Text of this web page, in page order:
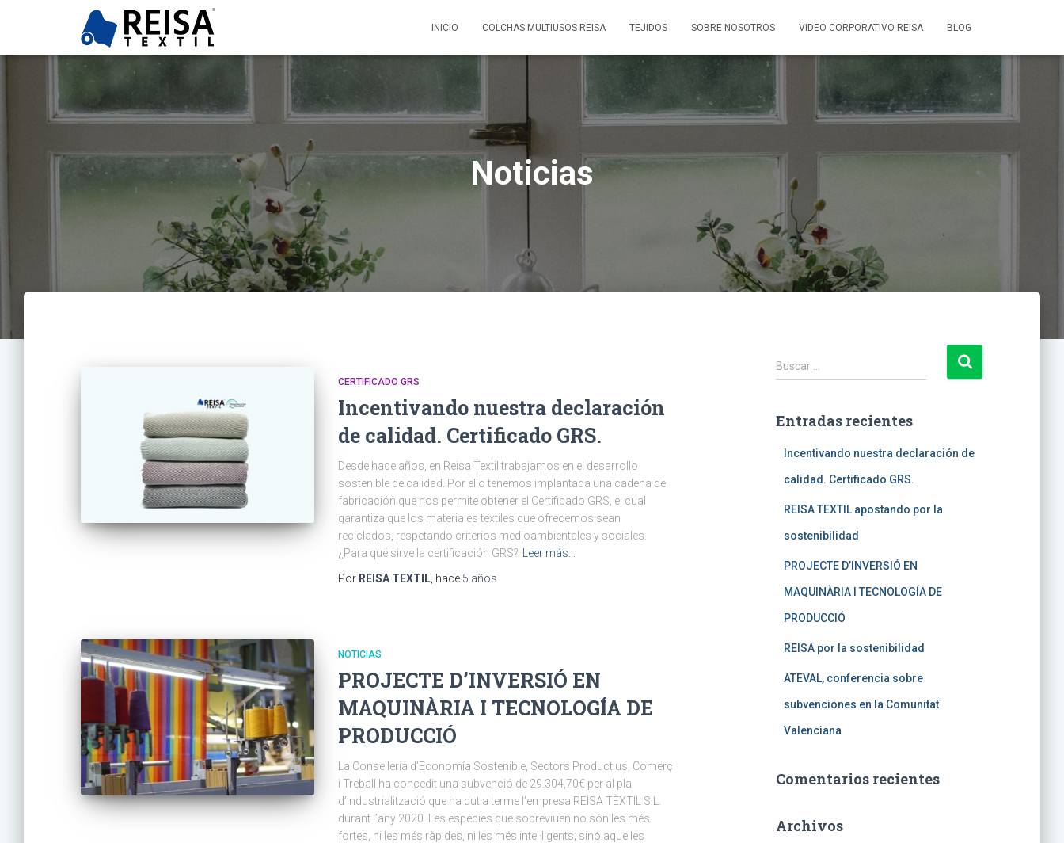
INICIO COLCHAS MULTIUSOS REISA TEJIDOS SOBRE NOSOTROS VIDEO CORPORATIVO REISA BLOG
Noticias
CERTIFICADO GRS
Incentivando nuestra declaración
de calidad. Certificado GRS.
Desde hace años, en Reisa Textil trabajamos en el desarrollo
sostenible de calidad. Por ello tenemos implantada una cadena de
fabricación que nos permite obtener el Certificado GRS, el cual
garantiza que los materiales textiles que ofrecemos sean
reciclados, respetando criterios medioambientales y sociales.
¿Para qué sirve la certificación GRS?
Leer más…
Por REISA TEXTIL , hace 5 años
NOTICIAS
PROJECTE D’INVERSIÓ EN
MAQUINÀRIA I TECNOLOGÍA DE
PRODUCCIÓ
La Conselleria d’Economía Sostenible, Sectors Productius, Comerç
i Treball ha concedit una subvenció de 29.304,70€ per al pla
d’industrialització que ha dut a terme l’empresa REISA TÈXTIL S.L.
durant l’any 2020. Les espècies que sobreviuen no són les més
fortes, ni les més ràpides, ni les més intel·ligents; sinó aquelles
B
u
a
Buscar …
Entradas recientes
Incentivando nuestra declaración de
calidad. Certificado GRS.
REISA TEXTIL apostando por la
sostenibilidad
PROJECTE D’INVERSIÓ EN
MAQUINÀRIA I TECNOLOGÍA DE
PRODUCCIÓ
REISA por la sostenibilidad
ATEVAL, conferencia sobre
subvenciones en la Comunitat
Valenciana
Comentarios recientes
Archivos